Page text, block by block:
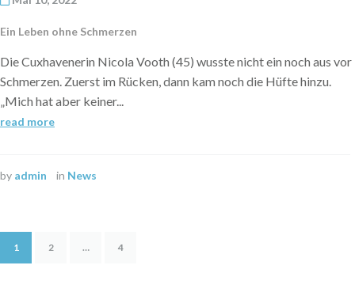
Ein Leben ohne Schmerzen
Die Cuxhavenerin Nicola Vooth (45) wusste nicht ein noch aus vor
Schmerzen. Zuerst im Rücken, dann kam noch die Hüfte hinzu.
„Mich hat aber keiner...
read more
by admin in News
1 2 … 4